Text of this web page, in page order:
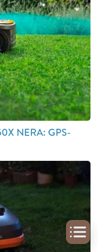
NERA: GPS-